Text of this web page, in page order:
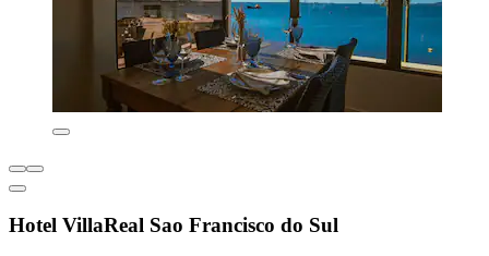
Hotel VillaReal Sao Francisco do Sul